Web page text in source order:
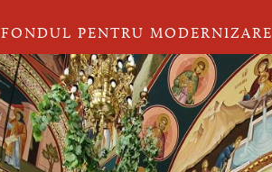
FONDUL PENTRU MODERNIZARE